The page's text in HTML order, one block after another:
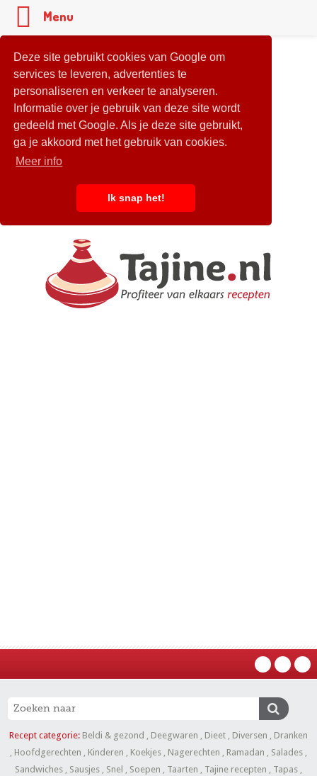
Deze site gebruikt cookies van Google om
services te leveren, advertenties te
personaliseren en verkeer te analyseren.
Informatie over je gebruik van deze site wordt
gedeeld met Google. Als je deze site gebruikt,
ga je akkoord met het gebruik van cookies.
Meer info
Ik snap het!
Recept categorie: Beldi & gezond , Deegwaren , Dieet , Diversen , Dranken
, Hoofdgerechten , Kinderen , Koekjes , Nagerechten , Ramadan , Salades ,
Sandwiches , Sausjes , Snel , Soepen , Taarten , Tajine recepten , Tapas ,
Menu